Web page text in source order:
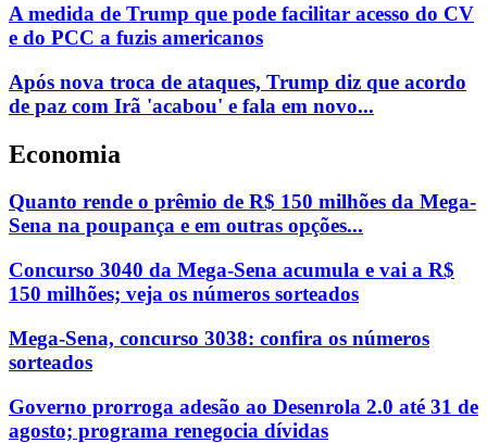
A medida de Trump que pode facilitar acesso do CV
e do PCC a fuzis americanos
Após nova troca de ataques, Trump diz que acordo
de paz com Irã 'acabou' e fala em novo...
Economia
Quanto rende o prêmio de R$ 150 milhões da Mega-
Sena na poupança e em outras opções...
Concurso 3040 da Mega-Sena acumula e vai a R$
150 milhões; veja os números sorteados
Mega-Sena, concurso 3038: confira os números
sorteados
Governo prorroga adesão ao Desenrola 2.0 até 31 de
agosto; programa renegocia dívidas